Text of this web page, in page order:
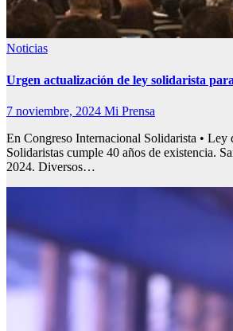
Noticias
Urgen actualización de ley solidarista
7 noviembre, 2024 Mi Prensa
En Congreso Internacional Solidarista • Ley
Solidaristas cumple 40 años de existencia.
2024. Diversos…